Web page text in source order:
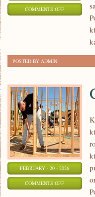
COMMENTS OFFON
POSTED BY ADMIN
FEBRUARY - 20 - 2026
COMMENTS OFFON